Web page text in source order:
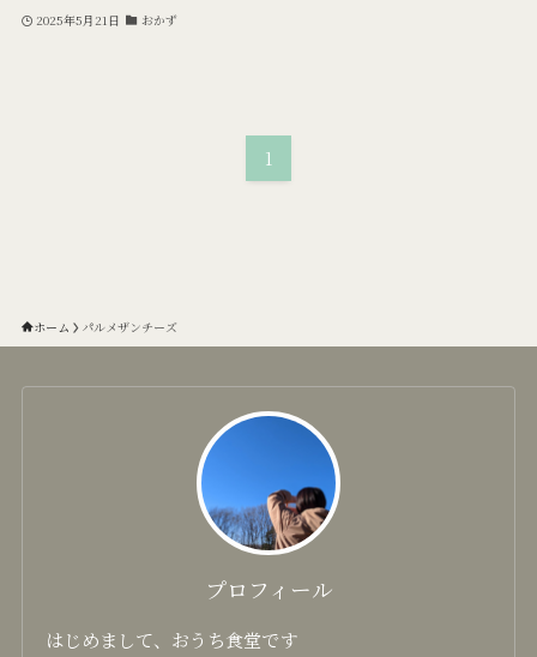
2025年5月21日 おかず
1
ホーム パルメザンチーズ
プロフィール
はじめまして、おうち食堂です